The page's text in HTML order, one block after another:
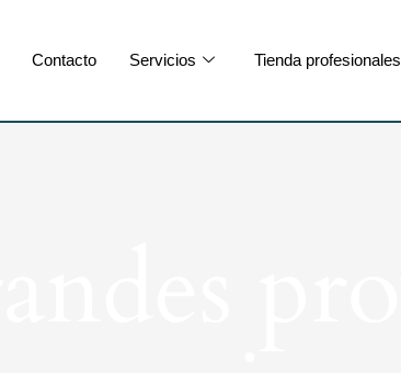
Contacto Servicios Tienda profesionales